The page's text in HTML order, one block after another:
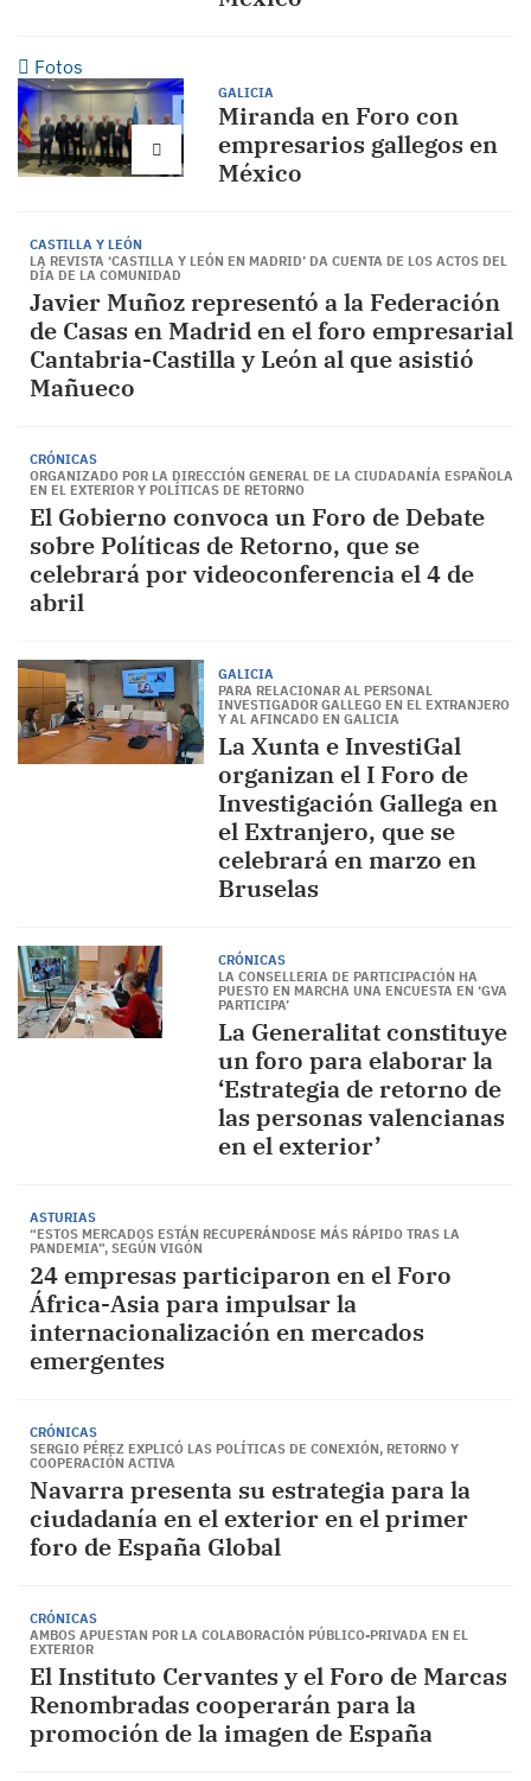
Fotos
GALICIA
Miranda en Foro con
empresarios gallegos en
México
CASTILLA Y LEÓN
LA REVISTA ‘CASTILLA Y LEÓN EN MADRID’ DA CUENTA DE LOS ACTOS DEL
DÍA DE LA COMUNIDAD
Javier Muñoz representó a la Federación
de Casas en Madrid en el foro empresarial
Cantabria-Castilla y León al que asistió
Mañueco
CRÓNICAS
ORGANIZADO POR LA DIRECCIÓN GENERAL DE LA CIUDADANÍA ESPAÑOLA
EN EL EXTERIOR Y POLÍTICAS DE RETORNO
El Gobierno convoca un Foro de Debate
sobre Políticas de Retorno, que se
celebrará por videoconferencia el 4 de
abril
GALICIA
PARA RELACIONAR AL PERSONAL
INVESTIGADOR GALLEGO EN EL EXTRANJERO
Y AL AFINCADO EN GALICIA
La Xunta e InvestiGal
organizan el I Foro de
Investigación Gallega en
el Extranjero, que se
celebrará en marzo en
Bruselas
CRÓNICAS
LA CONSELLERIA DE PARTICIPACIÓN HA
PUESTO EN MARCHA UNA ENCUESTA EN ‘GVA
PARTICIPA’
La Generalitat constituye
un foro para elaborar la
‘Estrategia de retorno de
las personas valencianas
en el exterior’
ASTURIAS
“ESTOS MERCADOS ESTÁN RECUPERÁNDOSE MÁS RÁPIDO TRAS LA
PANDEMIA”, SEGÚN VIGÓN
24 empresas participaron en el Foro
África-Asia para impulsar la
internacionalización en mercados
emergentes
CRÓNICAS
SERGIO PÉREZ EXPLICÓ LAS POLÍTICAS DE CONEXIÓN, RETORNO Y
COOPERACIÓN ACTIVA
Navarra presenta su estrategia para la
ciudadanía en el exterior en el primer
foro de España Global
CRÓNICAS
AMBOS APUESTAN POR LA COLABORACIÓN PÚBLICO-PRIVADA EN EL
EXTERIOR
El Instituto Cervantes y el Foro de Marcas
Renombradas cooperarán para la
promoción de la imagen de España